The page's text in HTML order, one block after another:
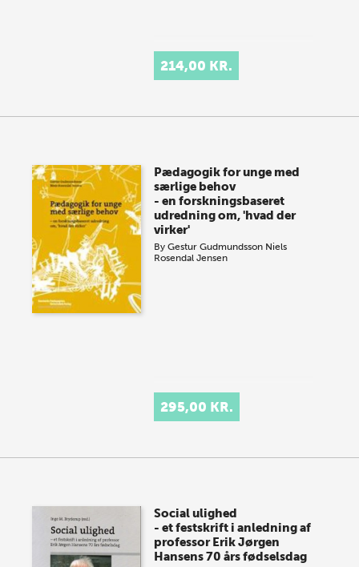
214,00 KR.
Pædagogik for unge med
særlige behov
- en forskningsbaseret
udredning om, 'hvad der
virker'
ByGestur Gudmundsson Niels
Rosendal Jensen
295,00 KR.
Social ulighed
- et festskrift i anledning af
professor Erik Jørgen
Hansens 70 års fødselsdag